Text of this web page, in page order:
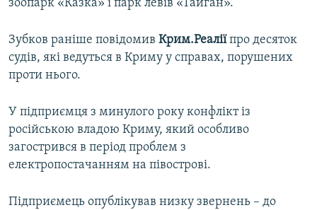
зоопарк «Казка» і парк левів «Тайган».
Зубков раніше повідомив Крим.Реаліїпро десяток
судів, які ведуться в Криму у справах, порушених
проти нього.
У підприємця з минулого року конфлікт із
російською владою Криму, який особливо
загострився в період проблем з
електропостачанням на півострові.
Підприємець опублікував низку звернень – до